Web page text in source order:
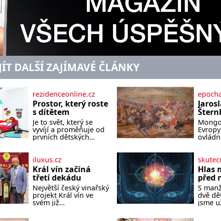
DALŠÍ ZAJÍMAVÉ ČLÁNKY
rezidenceonline.cz
Prostor, který roste
s dítětem
Je to svět, který se
vyvíjí a proměňuje od
prvních dětských
navržený pokoj
podporuje bezpečí,
kreativitu, soustředění
i odpočinek a reaguje
na každou etapu
života a specifické
potřeby dítěte. Pro
Evropy
malé,
hordy
iluxus.cz
Král vín začíná
třetí dekádu
Největší český vinařský
projekt Král vín ve
svém již
Hlas
před
S
dvě
jsme